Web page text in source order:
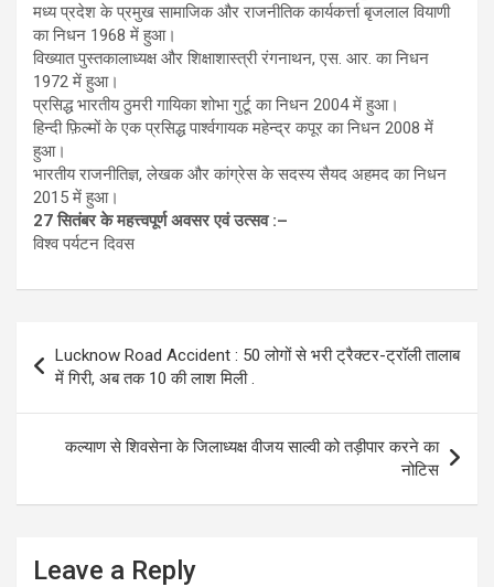
मध्य प्रदेश के प्रमुख सामाजिक और राजनीतिक कार्यकर्त्ता बृजलाल वियाणी
का निधन 1968 में हुआ।
विख्यात पुस्तकालाध्यक्ष और शिक्षाशास्त्री रंगनाथन, एस. आर. का निधन
1972 में हुआ।
प्रसिद्ध भारतीय ठुमरी गायिका शोभा गुर्टू का निधन 2004 में हुआ।
हिन्दी फ़िल्मों के एक प्रसिद्ध पार्श्वगायक महेन्द्र कपूर का निधन 2008 में
हुआ।
भारतीय राजनीतिज्ञ, लेखक और कांग्रेस के सदस्य सैयद अहमद का निधन
2015 में हुआ।
27 सितंबर के महत्त्वपूर्ण अवसर एवं उत्सव :–
विश्व पर्यटन दिवस
navigation
Lucknow Road Accident : 50 लोगों से भरी ट्रैक्टर-ट्रॉली तालाब
में गिरी, अब तक 10 की लाश मिली .
कल्याण से शिवसेना के जिलाध्यक्ष वीजय साल्वी को तड़ीपार करने का
नोटिस
Leave a Reply